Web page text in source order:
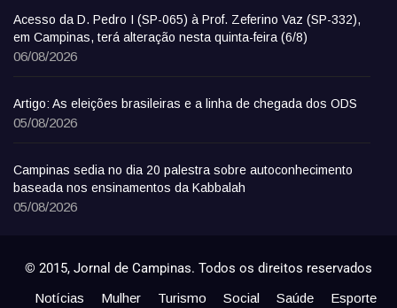
Acesso da D. Pedro I (SP-065) à Prof. Zeferino Vaz (SP-332),
em Campinas, terá alteração nesta quinta-feira (6/8)
06/08/2026
Artigo: As eleições brasileiras e a linha de chegada dos ODS
05/08/2026
Campinas sedia no dia 20 palestra sobre autoconhecimento
baseada nos ensinamentos da Kabbalah
05/08/2026
© 2015, Jornal de Campinas. Todos os direitos reservados
Notícias Mulher Turismo Social Saúde
Esporte